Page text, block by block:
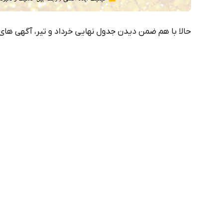
حالا با هم ضمن دیدن جدول نهایی خرداد و تیر، آگهی